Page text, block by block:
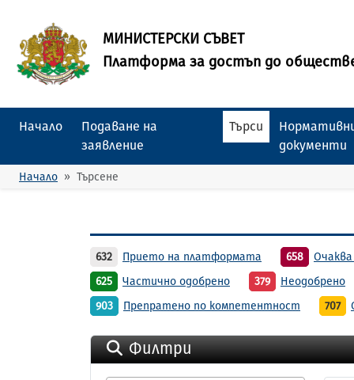
МИНИСТЕРСКИ СЪВЕТ
Платформа за достъп до
Начало
Подаване на
заявление
Търси
документи
Начало Търсене
632 Прието на платформата 658
625
Частично одобрено 379
Неодобрено
903
Препратено по компетентност 707
Филтри